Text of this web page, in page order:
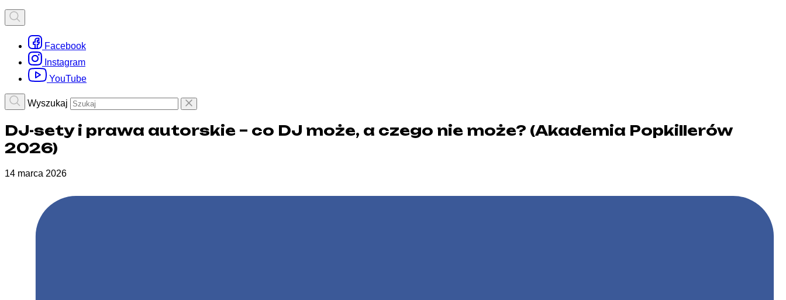
Facebook
Instagram
YouTube
Wyszukaj
DJ-sety i prawa autorskie – co DJ może, a czego nie może? (Akademia Popkillerów
2026)
14 marca 2026